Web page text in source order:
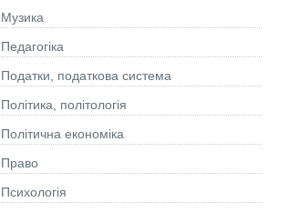
Музика
Педагогіка
Податки, податкова система
Політика, політологія
Політична економіка
Право
Психологія